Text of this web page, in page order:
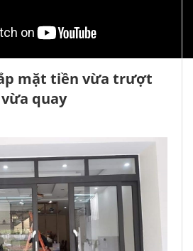
mặt tiền vừa trượt
vừa quay